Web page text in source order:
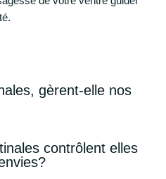
gèrent-elle nos
contrôlent elles